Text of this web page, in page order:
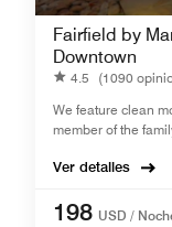
Fairfield by
Downtown
4.5 (1090
We feature clean
member of the
Ver detalles
198 USD /